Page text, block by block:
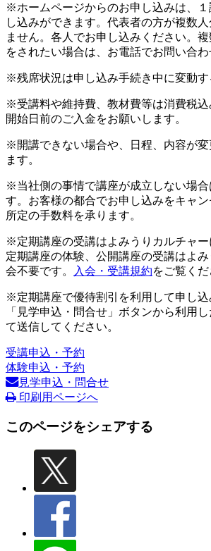
※ホームページからのお申し込みは、１
し込みができます。代表者の方が複数
ません。各人でお申し込みください。
をされたい場合は、お電話でお問い合わ
※残席状況は申し込み手続き中に変動す
※受講料や維持費、教材費等は消費税
開始日前のご入金をお願いします。
※開講できない場合や、日程、内容が変
ます。
※当社側の事情で講座が成立しない場合
す。お客様の都合でお申し込みをキャン
所定の手数料を承ります。
※定期講座の受講はよみうりカルチャー
定期講座の体験、公開講座の受講はよ
会不要です。
入会・受講規約をご覧くだ
※定期講座で優待割引を利用して申し込
「見学申込・問合せ」ボタンから利用
て送信してください。
受講申込・予約
体験申込・予約
見学申込・問合せ
印刷用ページへ
このページをシェアする